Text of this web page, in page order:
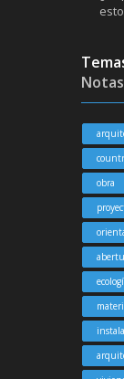
Notas
obra